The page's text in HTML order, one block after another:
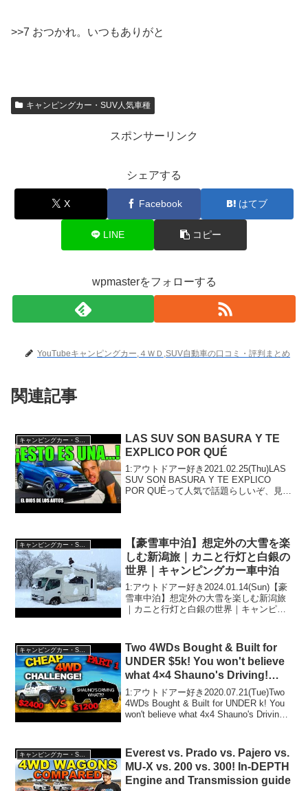
>>7 おつかれ。いつもありがと
キャンピングカー・SUV人気車種
スポンサーリンク
シェアする
X Facebook はてブ
LINE コピー
wpmasterをフォローする
YouTubeキャンピングカー,４ＷＤ,SUV自動車の口コミ・評判まとめ
関連記事
LAS SUV SON BASURA Y TE
EXPLICO POR QUÉ
1:アウトドアー好き2021.02.25(Thu)LAS
SUV SON BASURA Y TE EXPLICO
POR QUÉって人気で話題らしいぞ、見逃
キャンピングカー・SUV人気車種
【豪雪車中泊】想定外の大雪を楽
しむ新潟旅｜カニと行灯と白銀の
世界｜キャンピングカー車中泊
1:アウトドアー好き2024.01.14(Sun)【豪
雪車中泊】想定外の大雪を楽しむ新潟旅
｜カニと行灯と白銀の世界｜キャンピン
2024.01.14(Sun)この動画...
Two 4WDs Bought & Built for
UNDER $5k! You won't believe
what 4×4 Shauno's Driving!
EPISODE 1
1:アウトドアー好き2020.07.21(Tue)Two
4WDs Bought & Built for UNDER k! You
won't believe what 4x4 Shauno's Driving!
キャンピングカー・SUV人気車種
Everest vs. Prado vs. Pajero vs.
MU-X vs. 200 vs. 300! In-DEPTH
Engine and Transmission guide